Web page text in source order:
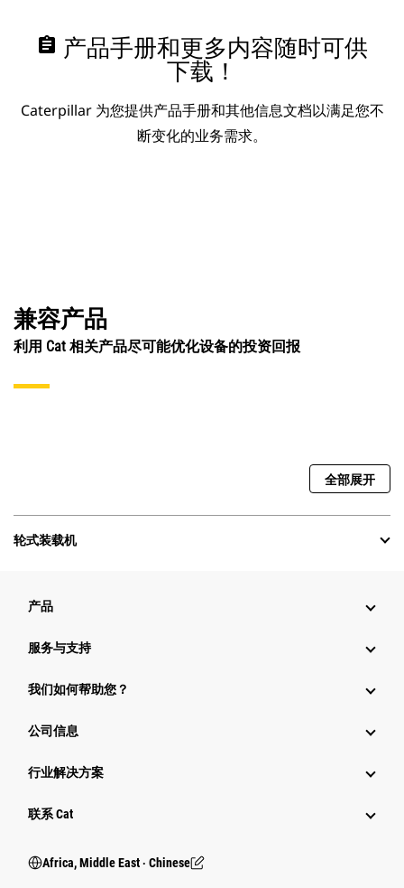
assignment 产品手册和更多内容随时可供
下载！
Caterpillar 为您提供产品手册和其他信息文档以满足您不
断变化的业务需求。
兼容产品
利用 Cat 相关产品尽可能优化设备的投资回报
全部展开
轮式装载机
产品
服务与支持
我们如何帮助您？
公司信息
行业解决方案
行业
联系 Cat
Africa, Middle East ‧ Chinese